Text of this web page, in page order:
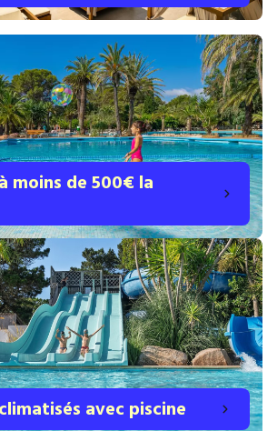
moins de 500€ la
avec piscine